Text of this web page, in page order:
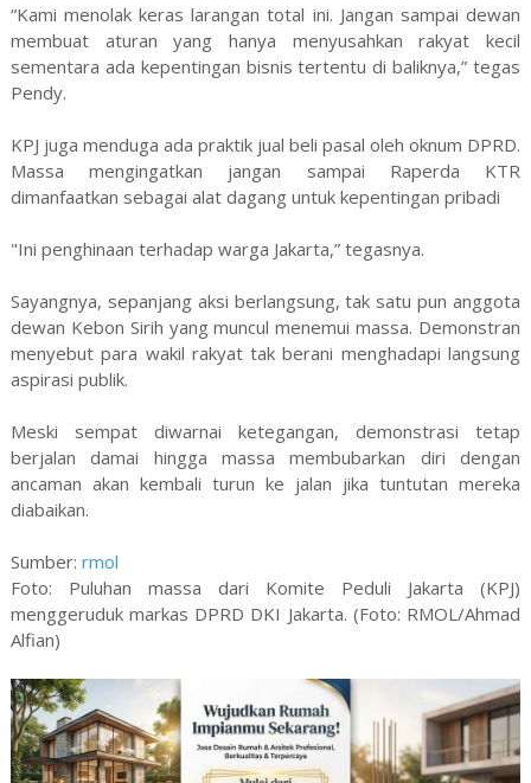
“Kami menolak keras larangan total ini. Jangan sampai dewan
membuat aturan yang hanya menyusahkan rakyat kecil
sementara ada kepentingan bisnis tertentu di baliknya,” tegas
Pendy.
KPJ juga menduga ada praktik jual beli pasal oleh oknum DPRD.
Massa mengingatkan jangan sampai Raperda KTR
dimanfaatkan sebagai alat dagang untuk kepentingan pribadi
"Ini penghinaan terhadap warga Jakarta,” tegasnya.
Sayangnya, sepanjang aksi berlangsung, tak satu pun anggota
dewan Kebon Sirih yang muncul menemui massa. Demonstran
menyebut para wakil rakyat tak berani menghadapi langsung
aspirasi publik.
Meski sempat diwarnai ketegangan, demonstrasi tetap
berjalan damai hingga massa membubarkan diri dengan
ancaman akan kembali turun ke jalan jika tuntutan mereka
diabaikan.
Sumber: rmol
Foto: Puluhan massa dari Komite Peduli Jakarta (KPJ)
menggeruduk markas DPRD DKI Jakarta. (Foto: RMOL/Ahmad
Alfian)